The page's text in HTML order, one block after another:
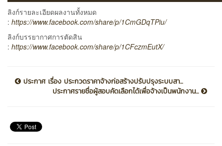
ลิงก์รายละเอียดผลงานทั้งหมด
: https://www.facebook.com/share/p/1CmGDqTPiu/
ลิงก์บรรยากาศการตัดสิน
: https://www.facebook.com/share/p/1CFczmEutX/
ประกาศ เรื่อง ประกวดราคาจ้างก่อสร้างปรับปรุงระบบสา...
ประกาศรายชื่อผู้สอบคัดเลือกได้เพื่อจ้างเป็นพนักงาน...